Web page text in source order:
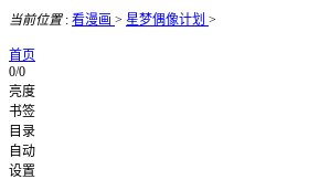
当前位置: 看漫画 > 星梦偶像计划 >
首页
0/0
亮度
书签
目录
自动
设置